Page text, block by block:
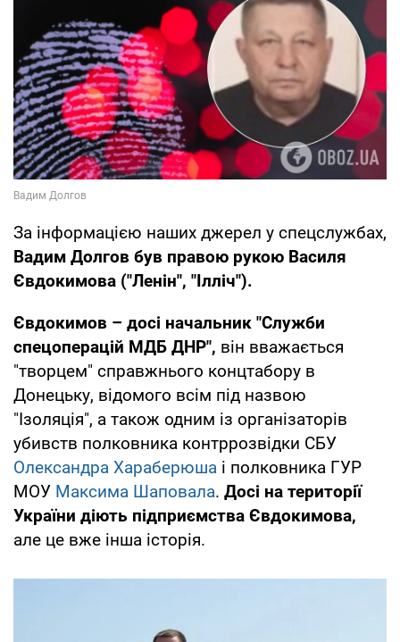
За інформацією наших джерел у спецслужбах,
Вадим Долгов був правою рукою Василя
Євдокимова ("Ленін", "Ілліч").
Євдокимов – досі начальник "Служби
спецоперацій МДБ ДНР", він вважається
"творцем" справжнього концтабору в
Донецьку, відомого всім під назвою
"Ізоляція", а також одним із організаторів
убивств полковника контррозвідки СБУ
Олександра Хараберюша і полковника ГУР
МОУ Максима Шаповала. Досі на території
України діють підприємства Євдокимова,
але це вже інша історія.